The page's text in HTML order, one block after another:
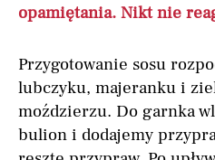
opamiętania. Nikt nie
Przygotowanie sosu
lubczyku, majeranku i
moździerzu. Do garnka
bulion i dodajemy